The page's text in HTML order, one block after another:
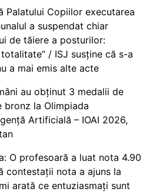
Palatului Copiilor executarea
a suspendat chiar
de tăiere a posturilor:
/ ISJ susține că s-a
a mai emis alte acte
au obținut 3 medalii de
bronz la Olimpiada
Artificială – IOAI 2026,
O profesoară a luat nota 4.90
contestații nota a ajuns la
arată ce entuziasmați sunt